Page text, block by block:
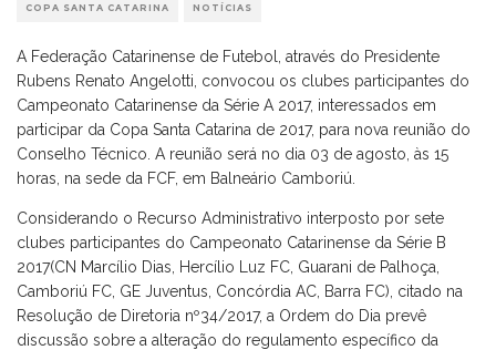
COPA SANTA CATARINA NOTÍCIAS
A Federação Catarinense de Futebol, através do Presidente
Rubens Renato Angelotti, convocou os clubes participantes do
Campeonato Catarinense da Série A 2017, interessados em
participar da Copa Santa Catarina de 2017, para nova reunião do
Conselho Técnico. A reunião será no dia 03 de agosto, às 15
horas, na sede da FCF, em Balneário Camboriú.
Considerando o Recurso Administrativo interposto por sete
clubes participantes do Campeonato Catarinense da Série B
2017(CN Marcílio Dias, Hercílio Luz FC, Guarani de Palhoça,
Camboriú FC, GE Juventus, Concórdia AC, Barra FC), citado na
Resolução de Diretoria nº34/2017, a Ordem do Dia prevê
discussão sobre a alteração do regulamento específico da